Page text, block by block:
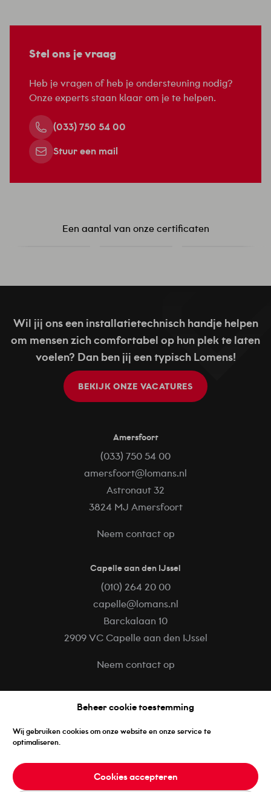
Beheer cookie toestemming
Wij gebruiken cookies om onze website en onze service te
optimaliseren.
Cookies accepteren
met een andere vraag: of Lomans een keer…
Stel ons je vraag
Heb je vragen of heb je ondersteuning nodig?
Onze experts staan klaar om je te helpen.
(033) 750 54 00
Stuur een mail
Een aantal van onze certificaten
Wil jij ons een installatietechnisch handje helpen
om mensen zich comfortabel op hun plek te laten
voelen? Dan ben jij een typisch Lomens!
BEKIJK ONZE VACATURES
Amersfoort
(033) 750 54 00
amersfoort@lomans.nl
Astronaut 32
3824 MJ Amersfoort
Neem contact op
Capelle aan den IJssel
(010) 264 20 00
capelle@lomans.nl
Barckalaan 10
2909 VC Capelle aan den IJssel
Neem contact op
LinkedIn